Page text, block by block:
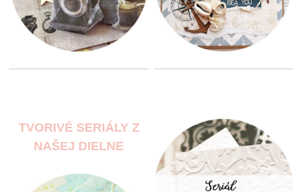
TVORIVÉ SERIÁLY Z
NAŠEJ DIELNE